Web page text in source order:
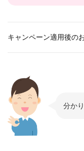
キャンペーン適用後の
分か